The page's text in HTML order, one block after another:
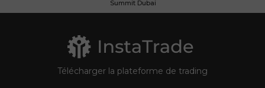
Summit Dubai
Télécharger la plateforme de trading